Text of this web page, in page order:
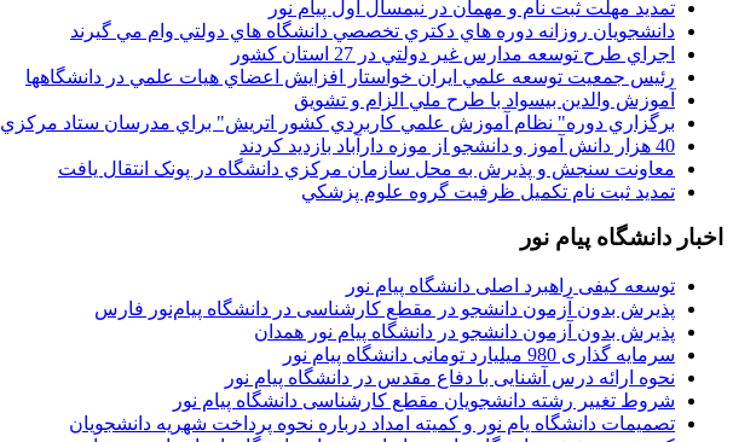
تمدید مهلت ثبت نام و مهمان در نیمسال اول پیام نور
دانشجويان روزانه دوره هاي دكتري تخصصي دانشگاه هاي دولتي وام مي گيرند
اجراي طرح توسعه مدارس غير دولتي در 27 استان کشور
رئيس جمعيت توسعه علمي ايران خواستار افزايش اعضاي هيات علمي در دانشگاهها
آموزش والدين بيسواد با طرح ملي الزام و تشويق
برگزاري دوره" نظام آموزش علمي كاربردي كشور اتريش" براي مدرسان ستاد مرکزي
40 هزار دانش آموز و دانشجو از موزه دارآباد بازديد کردند
معاونت سنجش و پذيرش به محل سازمان مرکزي دانشگاه در پونک انتقال يافت
تمديد ثبت نام تکميل ظرفيت گروه علوم پزشکي
اخبار دانشگاه پیام نور
توسعه کیفی راهبرد اصلی دانشگاه پیام نور
پذیرش بدون آزمون دانشجو در مقطع کارشناسی در دانشگاه پیام‌نور فارس
پذیرش بدون آزمون دانشجو در دانشگاه پیام نور همدان
سرمایه گذاری 980 میلیارد تومانی دانشگاه پیام نور
نحوه ارائه درس آشنایی با دفاع مقدس در دانشگاه پیام نور
شروط تغییر رشته دانشجویان مقطع کارشناسی دانشگاه پیام نور
تصمیمات دانشگاه یام نور و کمیته امداد درباره نحوه پرداخت شهریه دانشجویان